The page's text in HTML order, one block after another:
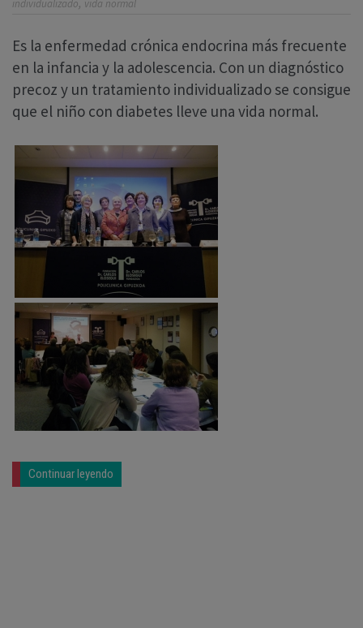
individualizado vida normal
Es la enfermedad crónica endocrina más frecuente
en la infancia y la adolescencia. Con un diagnóstico
precoz y un tratamiento individualizado se consigue
que el niño con diabetes lleve una vida normal.
Continuar leyendo